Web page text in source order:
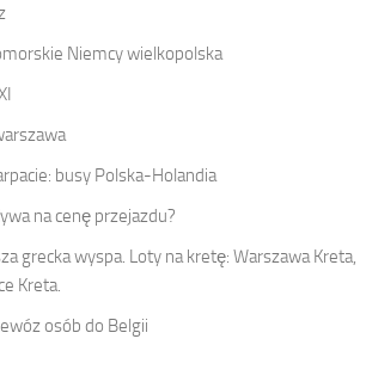
Niemcy wielkopolska
busy Polska-Holandia
na cenę przejazdu?
grecka wyspa. Loty na kretę: Warszawa Kreta,
Kreta.
osób do Belgii